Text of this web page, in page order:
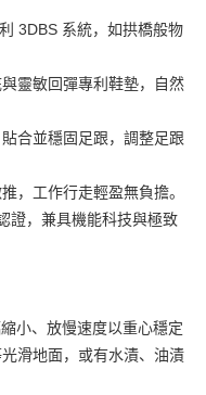
商业银行
商业银行
信托商业银行
先享後付手機驗證視
指定地址。
簡訊，APP會員則會收到
利用繳費通知簡訊或AFTEE
款。
3DBS 系統，如拱橋般物
靈敏回彈專利鞋墊，自然
合並穩固足跟，調整足跟
，工作行走輕盈無負擔。
證，兼具機能科技與極致
小、放慢速度以重心穩定
滑地面，或有水漬、油漬